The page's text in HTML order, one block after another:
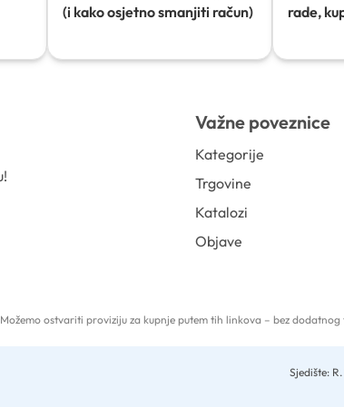
(i kako osjetno smanjiti račun)
rade,
Važne poveznice
Kategorije
Trgovine
Katalozi
Objave
ostvariti proviziju za kupnje putem tih linkova – bez
Sjedište: